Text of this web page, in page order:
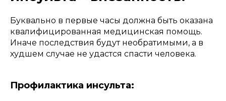
Буквально в первые часы должна быть оказана
квалифицированная медицинская помощь.
Иначе последствия будут необратимыми, а в
худшем случае не удастся спасти человека.
Профилактика инсульта: